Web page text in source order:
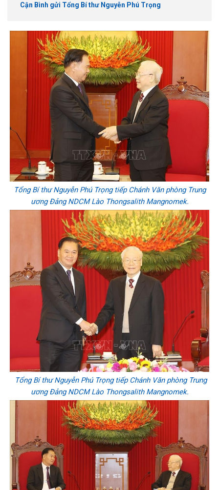
Cận Bình gửi Tổng Bí thư Nguyễn Phú Trọng
Tổng Bí thư Nguyễn Phú Trọng tiếp Chánh Văn phòng Trung
ương Đảng NDCM Lào Thongsalith Mangnomek.
Tổng Bí thư Nguyễn Phú Trọng tiếp Chánh Văn phòng Trung
ương Đảng NDCM Lào Thongsalith Mangnomek.